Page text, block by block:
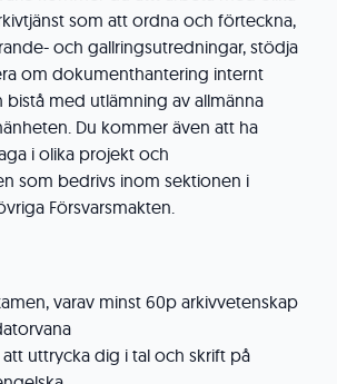
som att ordna och förteckna,
och gallringsutredningar, stödja
om dokumenthantering internt
med utlämning av allmänna
Du kommer även att ha
i olika projekt och
som bedrivs inom sektionen i
Försvarsmakten.
varav minst 60p arkivvetenskap
uttrycka dig i tal och skrift på